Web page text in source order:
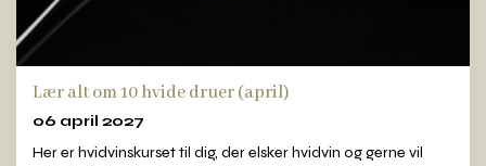
Lær alt om 10 hvide druer (april)
06 april 2027
Her er hvidvinskurset til dig, der elsker hvidvin og gerne vil